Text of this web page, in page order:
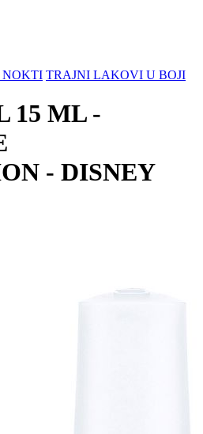
NOKTI TRAJNI LAKOVI U BOJI
15 ML -
- DISNEY